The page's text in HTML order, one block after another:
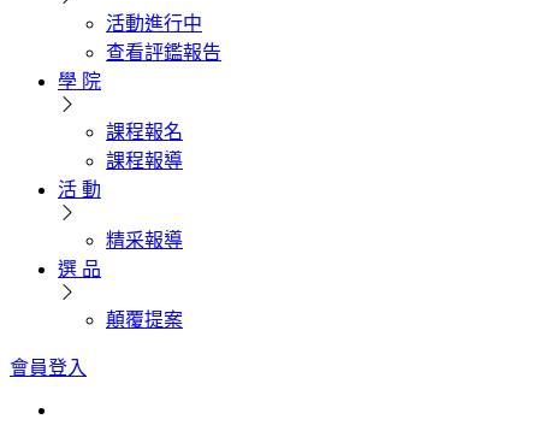
活動進行中
查看評鑑報告
學 院
課程報名
課程報導
活 動
精采報導
選 品
顛覆提案
會員登入